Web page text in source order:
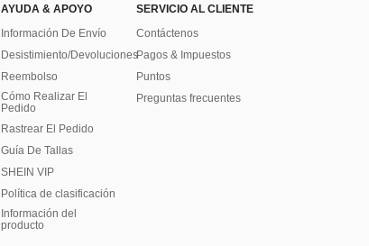
AYUDA & APOYO
Información De Envío
Desistimiento/Devoluciones
Reembolso
Cómo Realizar El
Pedido
Rastrear El Pedido
Guía De Tallas
SHEIN VIP
Política de clasificación
​Información del
producto
SERVICIO AL CLIENTE
Contáctenos
Pagos & Impuestos
Puntos
Preguntas frecuentes